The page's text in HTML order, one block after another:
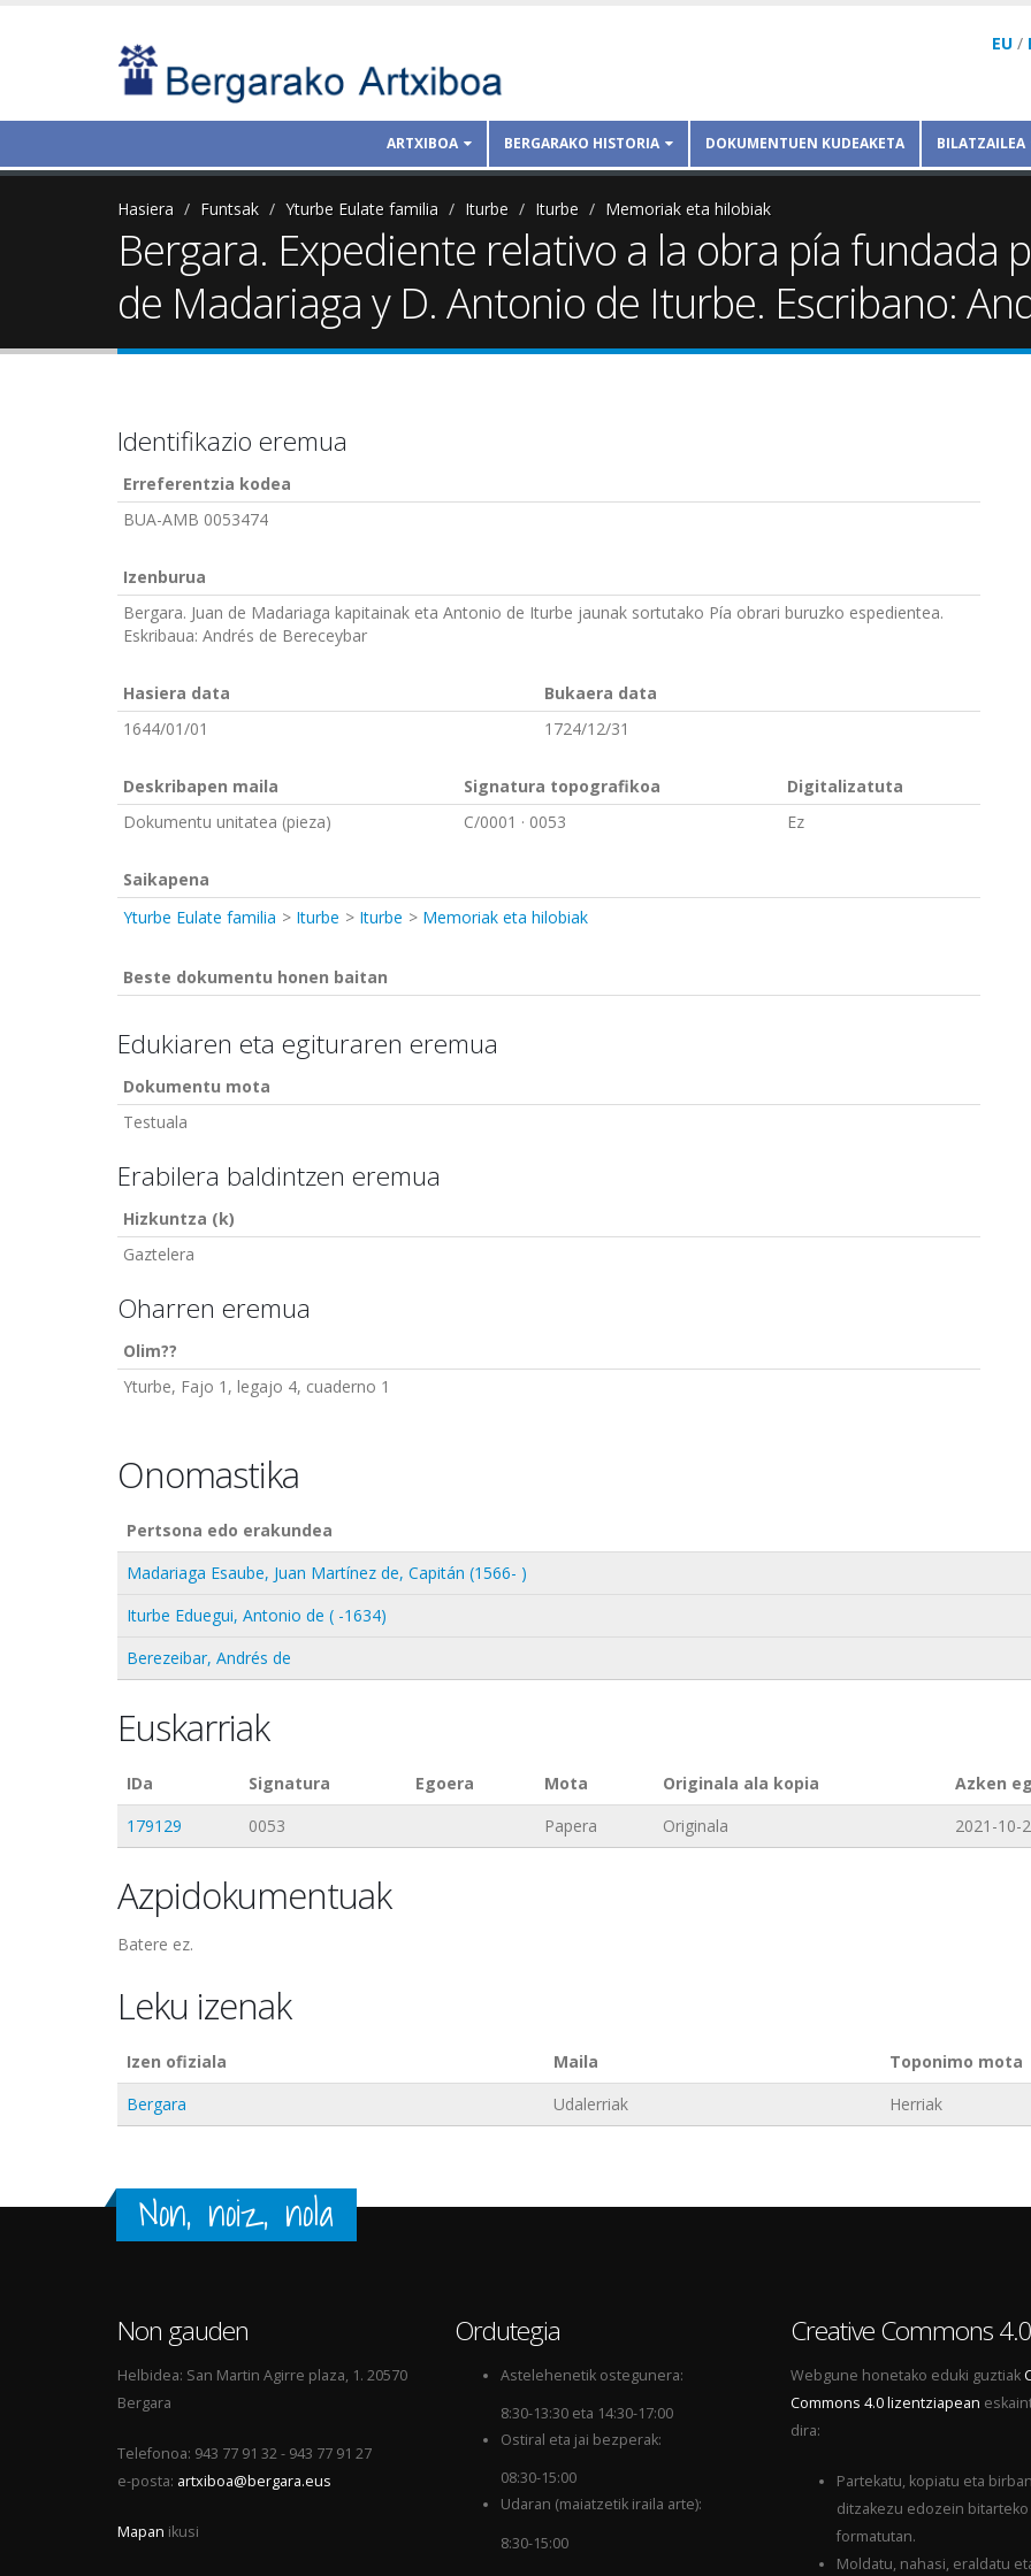
EU /
ARTXIBOA BERGARAKO HISTORIA DOKUMENTUEN KUDEAKETA BILATZAILEA
Hasiera Funtsak Yturbe Eulate familia Iturbe Iturbe Memoriak eta hilobiak
Bergara. Expediente relativo a la obra pía fundada
de Madariaga y D. Antonio de Iturbe. Escribano:
Identifikazio eremua
Erreferentzia kodea
BUA-AMB 0053474
Izenburua
Bergara. Juan de Madariaga kapitainak eta Antonio de Iturbe jaunak sortutako Pía obrari buruzko espedientea.
Eskribaua: Andrés de Bereceybar
Hasiera data
Bukaera data
1644/01/01
1724/12/31
Deskribapen maila Signatura topografikoa
Digitalizatuta
Dokumentu unitatea (pieza)
C/0001 · 0053 Ez
Saikapena
Yturbe Eulate familia
Iturbe Iturbe Memoriak eta hilobiak
Beste dokumentu honen baitan
Edukiaren eta egituraren eremua
Dokumentu mota
Testuala
Erabilera baldintzen eremua
Hizkuntza (k)
Gaztelera
Oharren eremua
Olim??
Yturbe, Fajo 1, legajo 4, cuaderno 1
Onomastika
Pertsona edo erakundea
Madariaga Esaube, Juan Martínez de, Capitán (1566- )
Iturbe Eduegui, Antonio de ( -1634)
Berezeibar, Andrés de
Euskarriak
IDa Signatura Egoera Mota Originala ala kopia Azken
179129
0053 Papera Originala 2021-10-
Azpidokumentuak
Batere ez.
Leku izenak
Izen ofiziala Maila
Toponimo mota
Bergara
Udalerriak Herriak
Non, noiz, nola
Non gauden
Helbidea: San Martin Agirre plaza, 1. 20570
Bergara
Telefonoa: 943 77 91 32 - 943 77 91 27
e-posta: artxiboa@bergara.eus
Mapan ikusi
Ordutegia
Astelehenetik ostegunera:
8:30-13:30 eta 14:30-17:00
Ostiral eta jai bezperak:
08:30-15:00
Udaran (maiatzetik iraila arte):
8:30-15:00
Creative Commons 4.0
Webgune honetako eduki guztiak
Commons 4.0 lizentziapean
dira:
Partekatu, kopiatu eta
ditzakezu edozein
formatutan.
Moldatu, nahasi, eraldatu